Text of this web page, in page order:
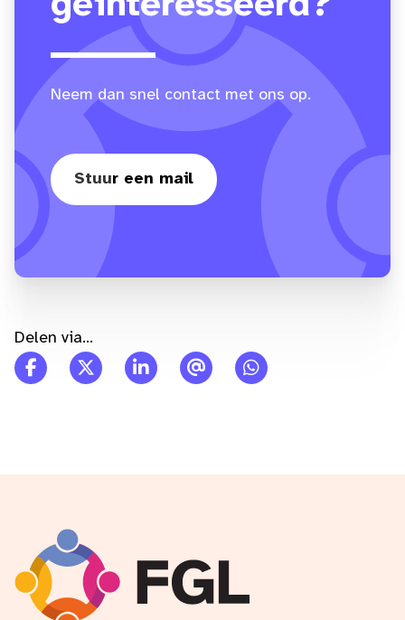
Neem dan snel contact met ons op.
Stuur een mail
Delen via...